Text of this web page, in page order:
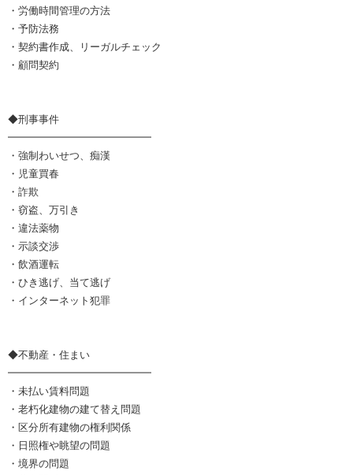
・労働時間管理の方法
・予防法務
・契約書作成、リーガルチェック
・顧問契約
◆刑事事件
━━━━━━━━━━━━━━
・強制わいせつ、痴漢
・児童買春
・詐欺
・窃盗、万引き
・違法薬物
・示談交渉
・飲酒運転
・ひき逃げ、当て逃げ
・インターネット犯罪
◆不動産・住まい
━━━━━━━━━━━━━━
・未払い賃料問題
・老朽化建物の建て替え問題
・区分所有建物の権利関係
・日照権や眺望の問題
・境界の問題